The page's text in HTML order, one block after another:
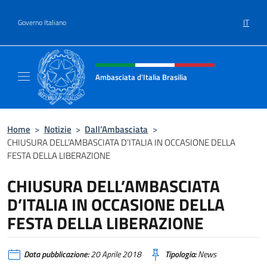
Governo Italiano IT
Intestazione sito, social e menù
Ambasciata d'Italia Brasilia
Home > Notizie > Dall’Ambasciata >
CHIUSURA DELL’AMBASCIATA D’ITALIA IN OCCASIONE DELLA
FESTA DELLA LIBERAZIONE
CHIUSURA DELL’AMBASCIATA
D’ITALIA IN OCCASIONE DELLA
FESTA DELLA LIBERAZIONE
Data pubblicazione:20 Aprile 2018 Tipologia:News